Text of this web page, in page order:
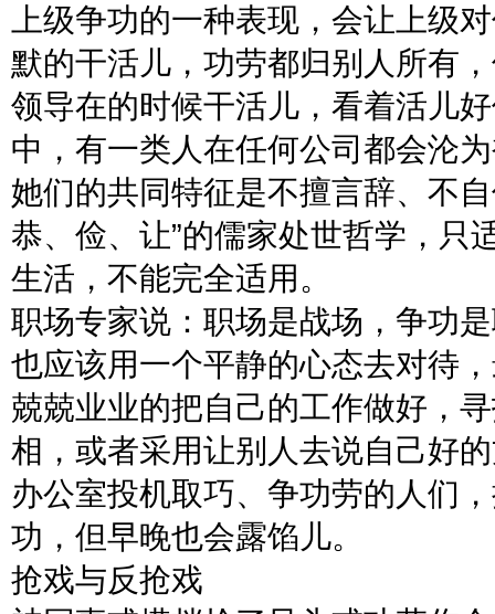
上级争功的一种表现，会让上级
默的干活儿，功劳都归别人所有
领导在的时候干活儿，看着活儿
中，有一类人在任何公司都会沦
她们的共同特征是不擅言辞、不
恭、俭、让”的儒家处世哲学，只
生活，不能完全适用。
职场专家说：职场是战场，争功
也应该用一个平静的心态去对待
兢兢业业的把自己的工作做好，
相，或者采用让别人去说自己好
办公室投机取巧、争功劳的人们
功，但早晚也会露馅儿。
抢戏与反抢戏